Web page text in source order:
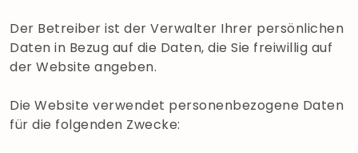
Der Betreiber ist der Verwalter Ihrer persönlichen
Daten in Bezug auf die Daten, die Sie freiwillig auf
der Website angeben.
Die Website verwendet personenbezogene Daten
für die folgenden Zwecke: